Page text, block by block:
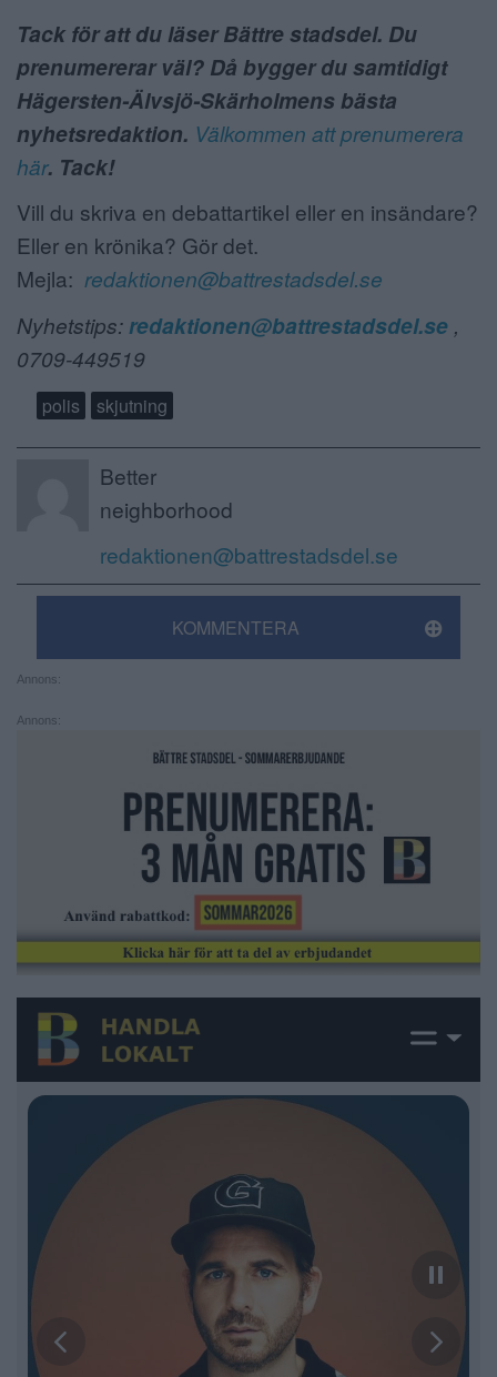
Tack för att du läser Bättre stadsdel. Du
prenumererar väl? Då bygger du samtidigt
Hägersten-Älvsjö-Skärholmens bästa
nyhetsredaktion. Välkommen att prenumerera
här. Tack!
Vill du skriva en debattartikel eller en insändare?
Eller en krönika? Gör det.
Mejla: redaktionen@battrestadsdel.se
Nyhetstips: redaktionen@battrestadsdel.se ,
0709-449519
polis skjutning
Better
neighborhood
redaktionen@battrestadsdel.se
KOMMENTERA
Annons:
Annons: